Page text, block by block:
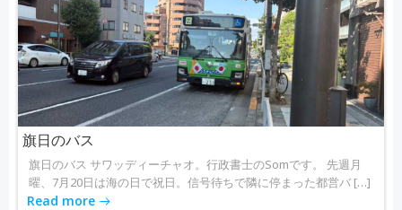
旗日のバス
旗日のバス サワッディーチャオ。行政書士のSomです。 先週月
曜、7月20日は海の日で祝日。信号待ちで隣に停まった都営バ […]
Read more